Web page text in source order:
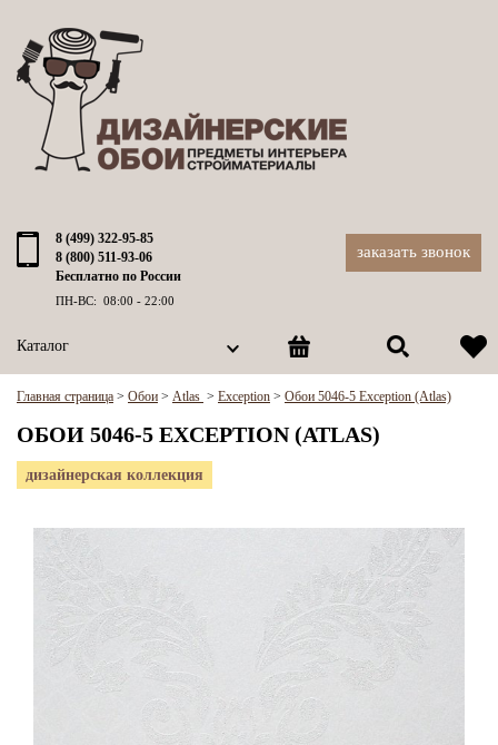
8 (499) 322-95-85
8 (800) 511-93-06
Бесплатно по России
ПН-ВС: 08:00 - 22:00
заказать звонок
Каталог
Главная страница > Обои > Atlas > Exception > Обои 5046-5 Exception (Atlas)
ОБОИ 5046-5 EXCEPTION (ATLAS)
дизайнерская коллекция